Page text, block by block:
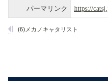
パーマリンク https://
(6)メカノキャタリスト